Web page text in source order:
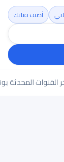
أضف قناتك
القنوات المحدثة